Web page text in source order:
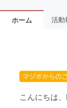
ホーム 活動
こんにちは